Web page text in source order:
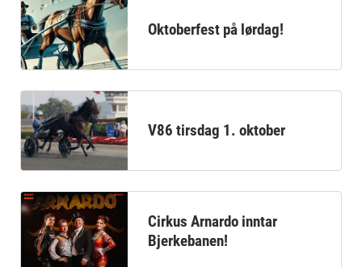
Oktoberfest på lørdag!
V86 tirsdag 1. oktober
Cirkus Arnardo inntar
Bjerkebanen!